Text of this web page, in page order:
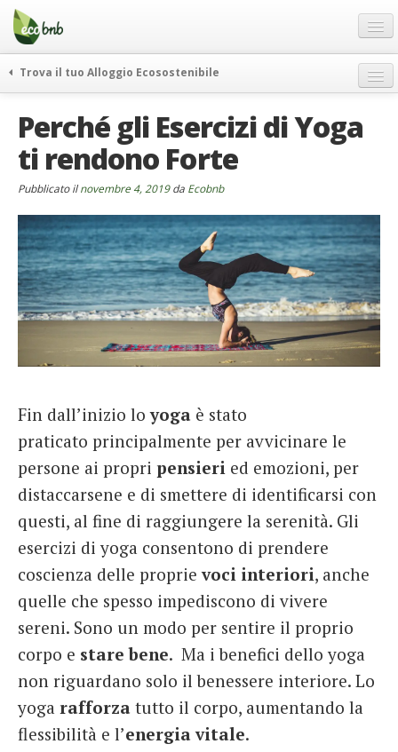
Menu
Salta
contenuto
Offerte Speciali
Regali
FAQ
Chi Siamo
Partner
Contatti
Italiano
German
English
French
Trova il tuo Alloggio Ecosostenibile
itinerari
curiosità
vivere e viaggiare verde
ecohotel
rassegna stampa
Perché gli Esercizi di Yoga
ti rendono Forte
Pubblicato ilnovembre 4, 2019da Ecobnb
Fin dall’inizio loyoga è stato
praticato principalmente per avvicinare le
persone ai propri pensieri ed emozioni, per
distaccarsene e di smettere di identificarsi con
questi, al fine di raggiungere la serenità. Gli
esercizi di yoga consentono di prendere
coscienza delle proprievoci interiori, anche
quelle che spesso impediscono di vivere
sereni. Sono un modo per sentire il proprio
corpo e stare bene. Ma i benefici dello yoga
non riguardano solo il benessere interiore. Lo
yoga rafforza tutto il corpo, aumentando la
flessibilità e l’energia vitale.